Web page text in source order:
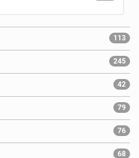
113
245
42
79
76
68